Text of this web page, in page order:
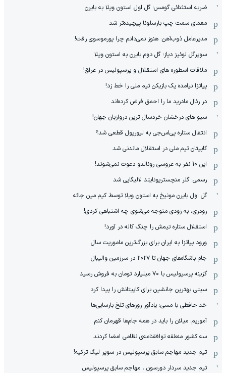
ضربه استثنائی گومس؛ گل اول استون ویلا به بایرن
معمای سمت چپ بارسلونا پیچیده‌تر شد
مدیرعامل ذوب‌آهن: هنوز نمی‌دانم چرا پورموسوی رفت!
سوپرگل لوئیز دیاز؛ گل دوم بایرن به استون ویلا
ملاقات اسطوره های استقلال و پرسپولیس در عراق!
پیاتزا نیامده یک بازیکن تیم ملی را خط زد!
در رئال مادرید ما را احمق فرض کرده‌اند
سیو های درخشان خردسال ترین دروازبان جهان!
انتقال ستاره پی‌اس‌جی به لیورپول قطعی شد؟
کاپیتان تیم ملی در استقلال ماندنی شد
این 10 نفر به عروسی رونالدو دعوت نمی‌شوند!
رسمی: گلر منچستریونایتد لالیگایی شد
گل اول بایرن مونیخ به استون ویلا توسط کیم مین جائه
رودری، به زودی متوجه می‌شوی چه اشتباهی کردی!
استقلال ستاره تیمش را چنگ کاله در آورد!
ورود پیاتزا به ایران برای بزرگ‌ترین ماموریت سال
جام باشگاه‌های جهان تا ۲۰۲۷ در سرزمین والیبال
گزینه پرسپولیس با ۷۰ میلیارد تومان به فروش رسید
سیتی بهترین جانشین برای کاپیتانش را پیدا کرد
خداحافظی با مسی؛ یادآور روزهای تلخ بارسایی‌ها
آموریم: میلان را باید در همه جام‌ها قهرمان کنم
سه کشور منطقه توافقنامه‌ی نظامی امضا کردند
تیم جدید مهاجم سابق پرسپولیس در سوپر لیگ ترکیه!
تیم جدید سردار دورسون ، مهاجم سابق پرسپولیس